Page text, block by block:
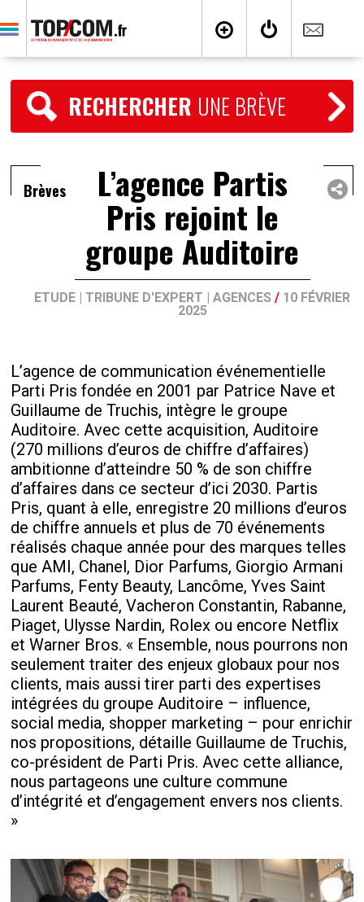
RECHERCHER UNE BRÈVE
Brèves L’agence Partis
Pris rejoint le
groupe Auditoire
ETUDE |TRIBUNE D'EXPERT |AGENCES / 10 FÉVRIER
2025
L’agence de communication événementielle
Parti Pris fondée en 2001 par Patrice Nave et
Guillaume de Truchis, intègre le groupe
Auditoire. Avec cette acquisition, Auditoire
(270 millions d’euros de chiffre d’affaires)
ambitionne d’atteindre 50 % de son chiffre
d’affaires dans ce secteur d’ici 2030. Partis
Pris, quant à elle, enregistre 20 millions d’euros
de chiffre annuels et plus de 70 événements
réalisés chaque année pour des marques telles
que AMI, Chanel, Dior Parfums, Giorgio Armani
Parfums, Fenty Beauty, Lancôme, Yves Saint
Laurent Beauté, Vacheron Constantin, Rabanne,
Piaget, Ulysse Nardin, Rolex ou encore Netflix
et Warner Bros. « Ensemble, nous pourrons non
seulement traiter des enjeux globaux pour nos
clients, mais aussi tirer parti des expertises
intégrées du groupe Auditoire – influence,
social media, shopper marketing – pour enrichir
nos propositions, détaille Guillaume de Truchis,
co-président de Parti Pris. Avec cette alliance,
nous partageons une culture commune
d’intégrité et d’engagement envers nos clients.
»